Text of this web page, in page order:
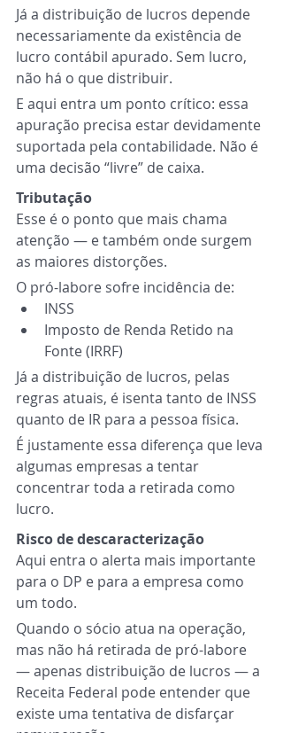
Já a distribuição de lucros depende
necessariamente da existência de
lucro contábil apurado. Sem lucro,
não há o que distribuir.
E aqui entra um ponto crítico: essa
apuração precisa estar devidamente
suportada pela contabilidade. Não é
uma decisão “livre” de caixa.
Tributação
Esse é o ponto que mais chama
atenção — e também onde surgem
as maiores distorções.
O pró-labore sofre incidência de:
INSS
Imposto de Renda Retido na
Fonte (IRRF)
Já a distribuição de lucros, pelas
regras atuais, é isenta tanto de INSS
quanto de IR para a pessoa física.
É justamente essa diferença que leva
algumas empresas a tentar
concentrar toda a retirada como
lucro.
Risco de descaracterização
Aqui entra o alerta mais importante
para o DP e para a empresa como
um todo.
Quando o sócio atua na operação,
mas não há retirada de pró-labore
— apenas distribuição de lucros — a
Receita Federal pode entender que
existe uma tentativa de disfarçar